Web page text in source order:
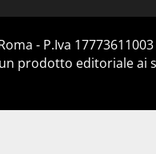
- P.Iva
prodotto editoriale ai